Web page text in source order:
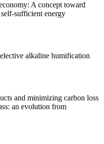
A concept toward
sufficient energy
alkaline humification
and minimizing carbon loss
an evolution from